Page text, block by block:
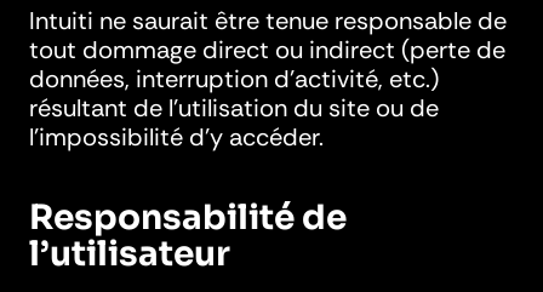
Intuiti ne saurait être tenue responsable de
tout dommage direct ou indirect (perte de
données, interruption d’activité, etc.)
résultant de l’utilisation du site ou de
l’impossibilité d’y accéder.
Responsabilité de
l’utilisateur